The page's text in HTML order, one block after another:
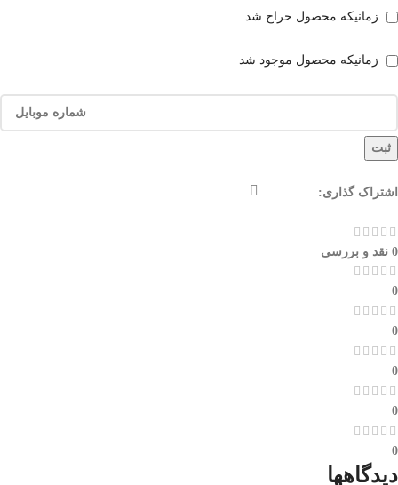
زمانیکه محصول حراج شد
زمانیکه محصول موجود شد
ثبت
اشتراک گذاری:
0 نقد و بررسی
0
0
0
0
0
دیدگاهها